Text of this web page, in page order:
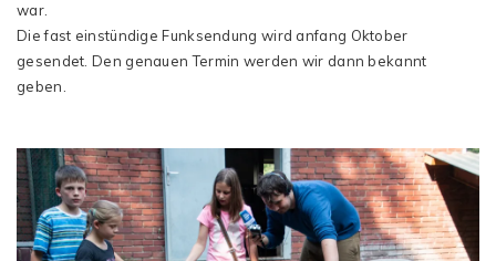
war.
Die fast einstündige Funksendung wird anfang Oktober
gesendet. Den genauen Termin werden wir dann bekannt
geben.